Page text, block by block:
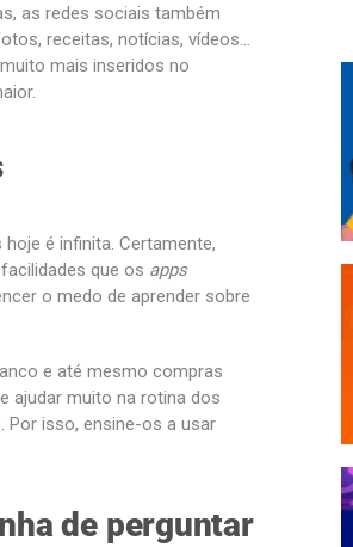
as redes sociais também
receitas, notícias, vídeos…
mais inseridos no
é infinita. Certamente,
que os apps
o medo de aprender sobre
e até mesmo compras
ajudar muito na rotina dos
Por isso, ensine-os a usar
de perguntar